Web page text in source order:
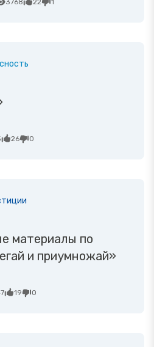
3768 22 1
26 0
материалы по
и приумножай»
19 0